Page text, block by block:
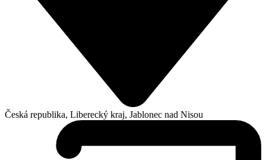
Česká republika, Liberecký kraj, Jablonec nad Nisou